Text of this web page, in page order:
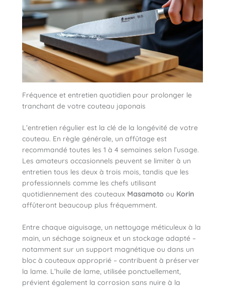
Fréquence et entretien quotidien pour prolonger le
tranchant de votre couteau japonais
L’entretien régulier est la clé de la longévité de votre
couteau. En règle générale, un affûtage est
recommandé toutes les 1 à 4 semaines selon l’usage.
Les amateurs occasionnels peuvent se limiter à un
entretien tous les deux à trois mois, tandis que les
professionnels comme les chefs utilisant
quotidiennement des couteaux Masamoto ou Korin
affûteront beaucoup plus fréquemment.
Entre chaque aiguisage, un nettoyage méticuleux à la
main, un séchage soigneux et un stockage adapté –
notamment sur un support magnétique ou dans un
bloc à couteaux approprié – contribuent à préserver
la lame. L’huile de lame, utilisée ponctuellement,
prévient également la corrosion sans nuire à la